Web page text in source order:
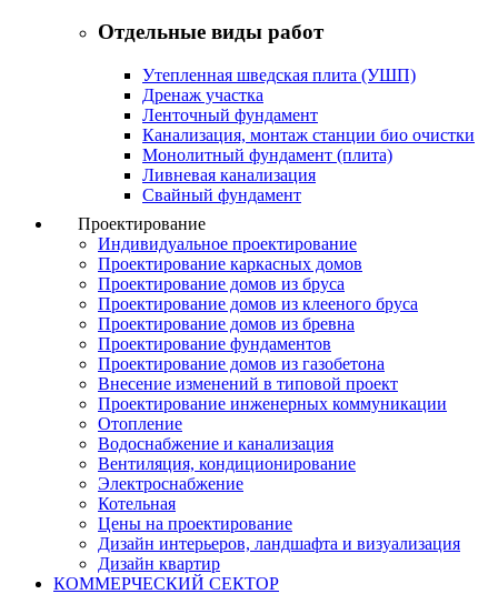
Отдельные виды работ
Утепленная шведская плита (УШП)
Дренаж участка
Ленточный фундамент
Канализация, монтаж станции био очистки
Монолитный фундамент (плита)
Ливневая канализация
Свайный фундамент
Проектирование
Индивидуальное проектирование
Проектирование каркасных домов
Проектирование домов из бруса
Проектирование домов из клееного бруса
Проектирование домов из бревна
Проектирование фундаментов
Проектирование домов из газобетона
Внесение изменений в типовой проект
Проектирование инженерных коммуникации
Отопление
Водоснабжение и канализация
Вентиляция, кондиционирование
Электроснабжение
Котельная
Цены на проектирование
Дизайн интерьеров, ландшафта и визуализация
Дизайн квартир
КОММЕРЧЕСКИЙ СЕКТОР